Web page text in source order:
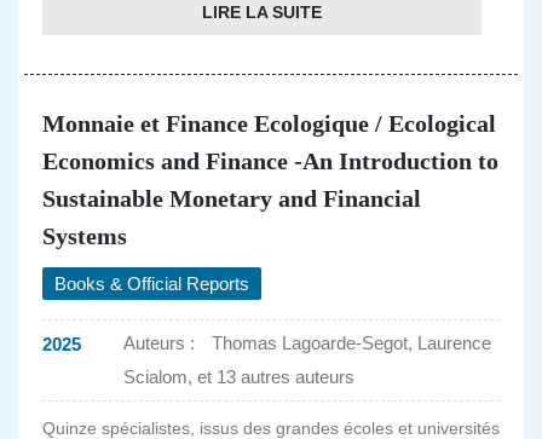
LIRE LA SUITE
Monnaie et Finance Ecologique / Ecological
Economics and Finance -An Introduction to
Sustainable Monetary and Financial
Systems
Books & Official Reports
2025 Auteurs :
Thomas Lagoarde-Segot, Laurence
Scialom, et 13 autres auteurs
Quinze spécialistes, issus des grandes écoles et universités